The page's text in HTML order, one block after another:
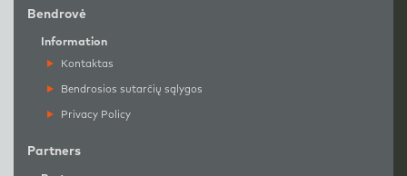
Bendrovė
Information
Kontaktas
Bendrosios sutarčių sąlygos
Privacy Policy
Partners